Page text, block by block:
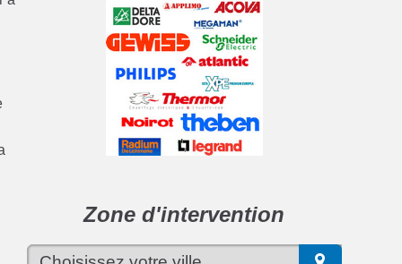
Zone d'intervention